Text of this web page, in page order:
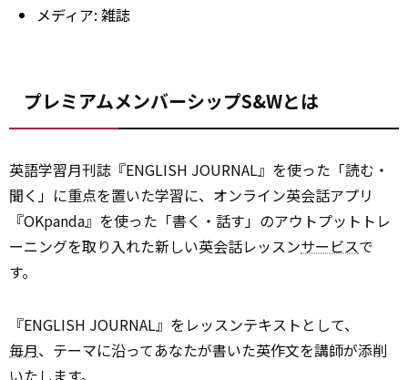
メディア: 雑誌
プレミアムメンバーシップS&Wとは
英語学習月刊誌『ENGLISH JOURNAL』を使った「読む・
聞く」に重点を置いた学習に、オンライン英会話アプリ
『OKpanda』を使った「書く・話す」のアウトプットトレ
ーニングを取り入れた新しい英会話レッスンサービスで
す。
『ENGLISH JOURNAL』をレッスンテキストとして、
毎月、テーマに沿ってあなたが書いた英作文を講師が添削
いたします。